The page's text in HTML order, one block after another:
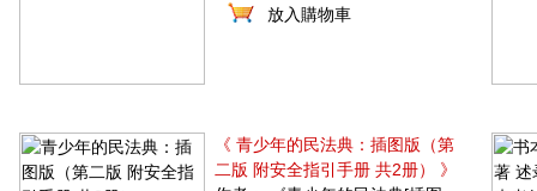
放入購物車
《 青少年的民法典：插图版（第
二版 附安全指引手册 共2册） 》